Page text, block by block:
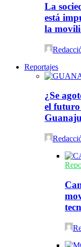
La
está
la
Reportajes
¿Se
el